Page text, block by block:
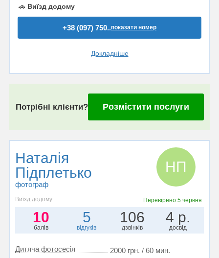
🚗 Виїзд додому
+38 (097) 750..показати номер
Докладніше
Потрібні клієнти? Розмістити послуги
Наталія
Підплетько
фотограф
НП
Виїзд додому Перевірено 5 червня
10
балів
5
відгуків
106
дзвінків
4 р.
досвід
Дитяча фотосесія 2000 грн. / 60 мин.